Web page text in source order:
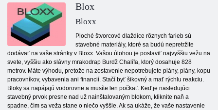
Blox
Bloxx
Ploché štvorcové dlaždice rôznych farieb sú
stavebné materiály, ktoré sa budú nepretržite
dodávať na vaše stránky v Bloxx. Vašou úlohou je postaviť najvyššiu vežu na
svete, vyššiu ako slávny mrakodrap Burdž Chalífa, ktorý dosahuje 828
metrov. Máte výhodu, pretože na zostavenie nepotrebujete plány, plány, kopu
pracovníkov, vybavenia ani financií. Stačí byť šikovný a mať rýchlu reakciu.
Bloky sa napájajú vodorovne a musíte len počkať. Keď je nasledujúci
stavebný prvok presne nad už nainštalovaným blokom, kliknite naň a
spadne, čím sa veža stane o niečo vyššie. Ak sa ukáže, že vaše nastavenie